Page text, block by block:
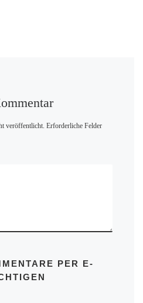
veröffentlicht. Erforderliche Felder
PER E-